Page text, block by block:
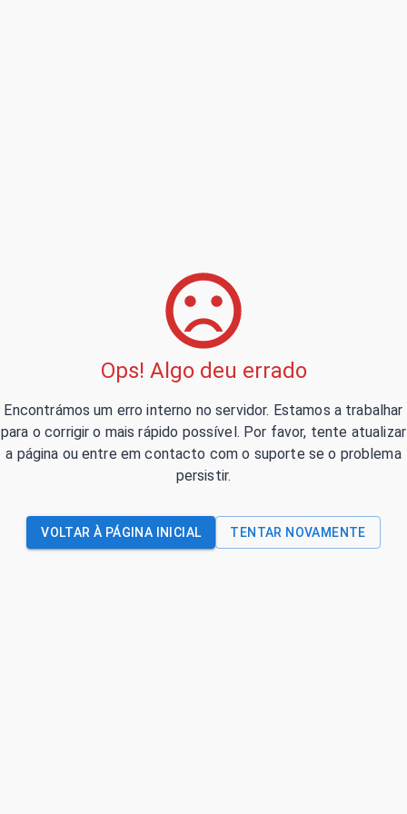
Ops! Algo deu errado
Encontrámos um erro interno no servidor. Estamos a trabalhar
para o corrigir o mais rápido possível. Por favor, tente atualizar
a página ou entre em contacto com o suporte se o problema
persistir.
VOLTAR À PÁGINA INICIAL TENTAR NOVAMENTE